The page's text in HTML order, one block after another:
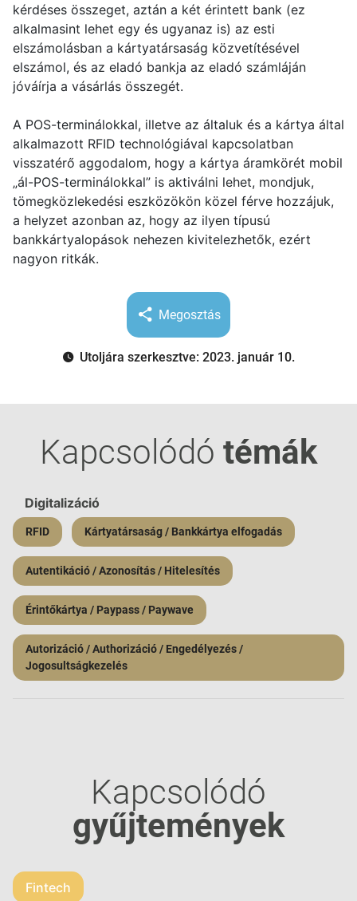
kérdéses összeget, aztán a két érintett bank (ez
alkalmasint lehet egy és ugyanaz is) az esti
elszámolásban a kártyatársaság közvetítésével
elszámol, és az eladó bankja az eladó számláján
jóváírja a vásárlás összegét.
A POS-terminálokkal, illetve az általuk és a kártya által
alkalmazott RFID technológiával kapcsolatban
visszatérő aggodalom, hogy a kártya áramkörét mobil
„ál-POS-terminálokkal” is aktiválni lehet, mondjuk,
tömegközlekedési eszközökön közel férve hozzájuk,
a helyzet azonban az, hogy az ilyen típusú
bankkártyalopások nehezen kivitelezhetők, ezért
nagyon ritkák.
Megosztás
Utoljára szerkesztve: 2023. január 10.
Kapcsolódó témák
Digitalizáció
RFID Kártyatársaság / Bankkártya elfogadás
Autentikáció / Azonosítás / Hitelesítés
Érintőkártya / Paypass / Paywave
Autorizáció / Authorizáció / Engedélyezés /
Jogosultságkezelés
Kapcsolódó
gyűjtemények
Fintech